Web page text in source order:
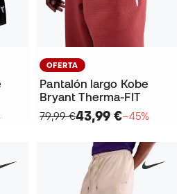
OFERTA
Pantalón largo Kobe
Bryant Therma-FIT
79,99 €43,99 €−45%